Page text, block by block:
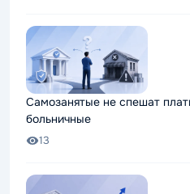
Самозанятые не спешат
больничные
13